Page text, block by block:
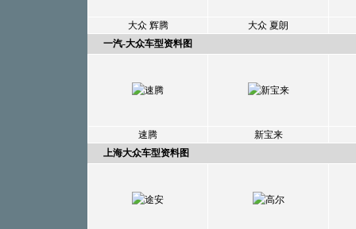
大众 辉腾
大众 夏朗
一汽-大众车型资料图
速腾
新宝来
上海大众车型资料图